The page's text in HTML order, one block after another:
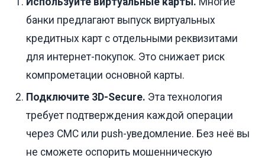
банки предлагают выпуск виртуальных
кредитных карт с отдельными реквизитами
для интернет-покупок. Это снижает риск
компрометации основной карты.
Подключите 3D-Secure. Эта технология
требует подтверждения каждой операции
через СМС или push-уведомление. Без неё вы
не сможете оспорить мошенническую